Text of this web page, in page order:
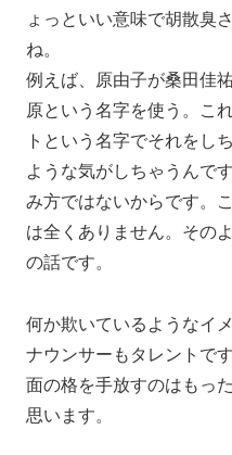
ょっといい意味で胡散臭
ね。
例えば、原由子が桑田佳
原という名字を使う。こ
トという名字でそれをし
ような気がしちゃうんで
み方ではないからです。
は全くありません。その
の話です。
何か欺いているようなイ
ナウンサーもタレントで
面の格を手放すのはもっ
思います。